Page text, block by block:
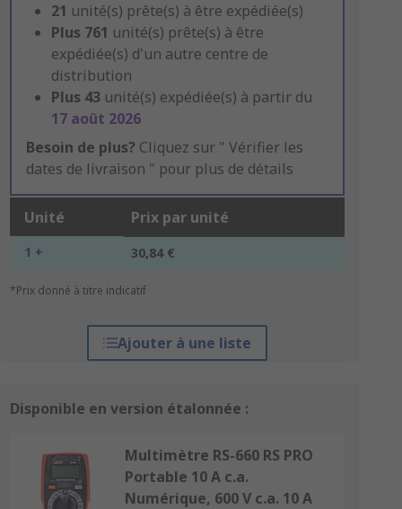
21 unité(s) prête(s) à être expédiée(s)
Plus 761 unité(s) prête(s) à être
expédiée(s) d'un autre centre de
distribution
Plus 43 unité(s) expédiée(s) à partir du
17 août 2026
Besoin de plus? Cliquez sur " Vérifier les
dates de livraison " pour plus de détails
Unité Prix par unité
1 + 30,84 €
*Prix donné à titre indicatif
Ajouter à une liste
Disponible en version étalonnée :
Multimètre RS-660 RS PRO
Portable 10 A c.a.
Numérique, 600 V c.a. 10 A